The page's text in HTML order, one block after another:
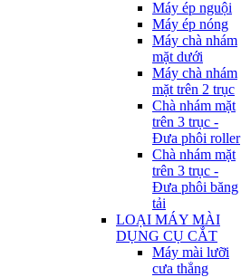
Máy ép nguội
Máy ép nóng
Máy chà nhám
mặt dưới
Máy chà nhám
mặt trên 2 trục
Chà nhám mặt
trên 3 trục -
Đưa phôi roller
Chà nhám mặt
trên 3 trục -
Đưa phôi băng
tải
LOẠI MÁY MÀI
DỤNG CỤ CẮT
Máy mài lưỡi
cưa thẳng